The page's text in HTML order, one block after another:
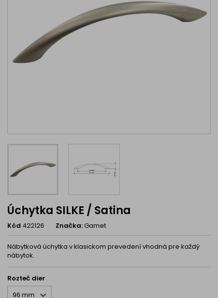
Úchytka SILKE / Satina
Kód 422126 Značka:Gamet
Nábytková úchytka v klasickom prevedení vhodná pre každý
nábytok.
Rozteč dier